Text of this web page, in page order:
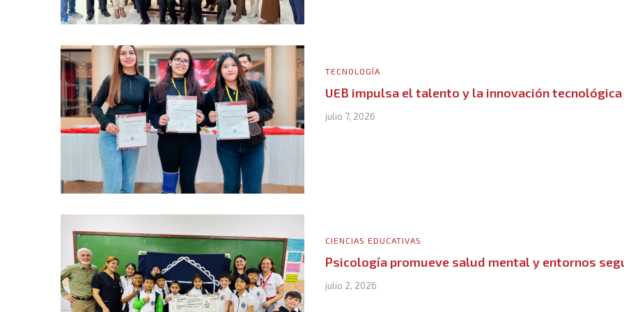
TECNOLOGÍA
UEB impulsa el talento y la innovación tecnológica
julio 7, 2026
CIENCIAS EDUCATIVAS
Psicología promueve salud mental y entornos
julio 2, 2026